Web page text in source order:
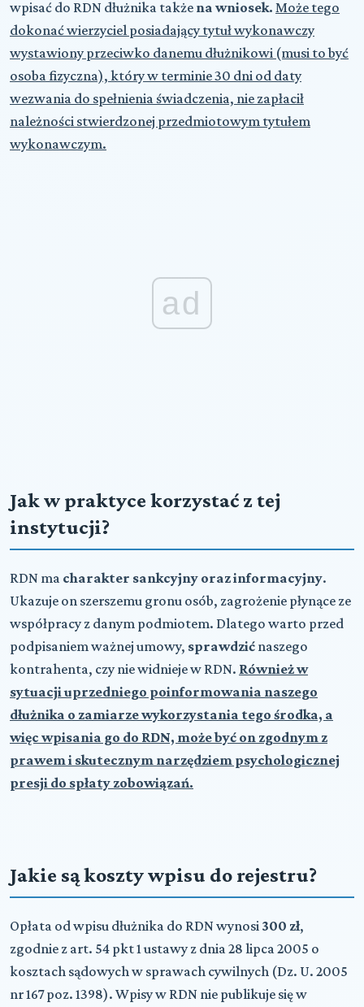
wpisać do RDN dłużnika także na wniosek. Może tego
dokonać wierzyciel posiadający tytuł wykonawczy
wystawiony przeciwko danemu dłużnikowi (musi to być
osoba fizyczna), który w terminie 30 dni od daty
wezwania do spełnienia świadczenia, nie zapłacił
należności stwierdzonej przedmiotowym tytułem
wykonawczym.
ad
Jak w praktyce korzystać z tej
instytucji?
RDN ma charakter sankcyjny oraz informacyjny.
Ukazuje on szerszemu gronu osób, zagrożenie płynące ze
współpracy z danym podmiotem. Dlatego warto przed
podpisaniem ważnej umowy, sprawdzić naszego
kontrahenta, czy nie widnieje w RDN. Również w
sytuacji uprzedniego poinformowania naszego
dłużnika o zamiarze wykorzystania tego środka, a
więc wpisania go do RDN, może być on zgodnym z
prawem i skutecznym narzędziem psychologicznej
presji do spłaty zobowiązań.
Jakie są koszty wpisu do rejestru?
Opłata od wpisu dłużnika do RDN wynosi 300 zł,
zgodnie z art. 54 pkt 1 ustawy z dnia 28 lipca 2005 o
kosztach sądowych w sprawach cywilnych (Dz. U. 2005
nr 167 poz. 1398). Wpisy w RDN nie publikuje się w